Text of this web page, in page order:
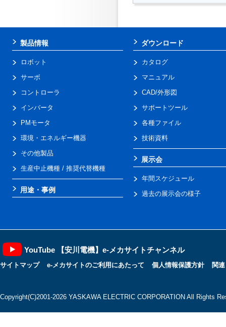
製品情報
ロボット
サーボ
コントローラ
インバータ
PMモータ
環境・エネルギー機器
その他製品
生産中止機種 / 推奨代替機種
用途・事例
ダウンロード
カタログ
マニュアル
CAD/外形図
サポートツール
各種ファイル
技術資料
展示会
年間スケジュール
過去の展示会の様子
YouTube 【安川電機】e-メカサイトチャンネル
サイトマップ e-メカサイトのご利用にあたって 個人情報保護方針 関
Copyright(C)2001‐2026 YASKAWA ELECTRIC CORPORATION All Rights